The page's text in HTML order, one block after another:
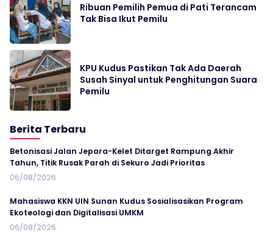
Ribuan Pemilih Pemua di Pati Terancam
Tak Bisa Ikut Pemilu
KPU Kudus Pastikan Tak Ada Daerah
Susah Sinyal untuk Penghitungan Suara
Pemilu
Berita Terbaru
Betonisasi Jalan Jepara-Kelet Ditarget Rampung Akhir
Tahun, Titik Rusak Parah di Sekuro Jadi Prioritas
06/08/2026
Mahasiswa KKN UIN Sunan Kudus Sosialisasikan Program
Ekoteologi dan Digitalisasi UMKM
06/08/2026